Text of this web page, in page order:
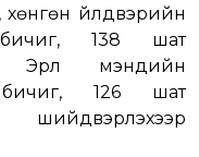
хөнгөн үйлдвэрийн
138 шат
мэндийн
126 шат